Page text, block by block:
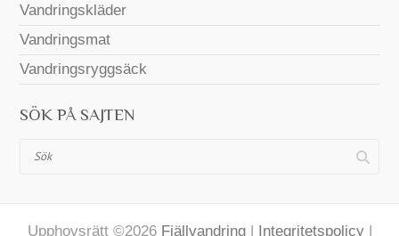
Vandringskläder
Vandringsmat
Vandringsryggsäck
SÖK PÅ SAJTEN
Sök
Upphovsrätt ©2026 Fjällvandring| Integritetspolicy|